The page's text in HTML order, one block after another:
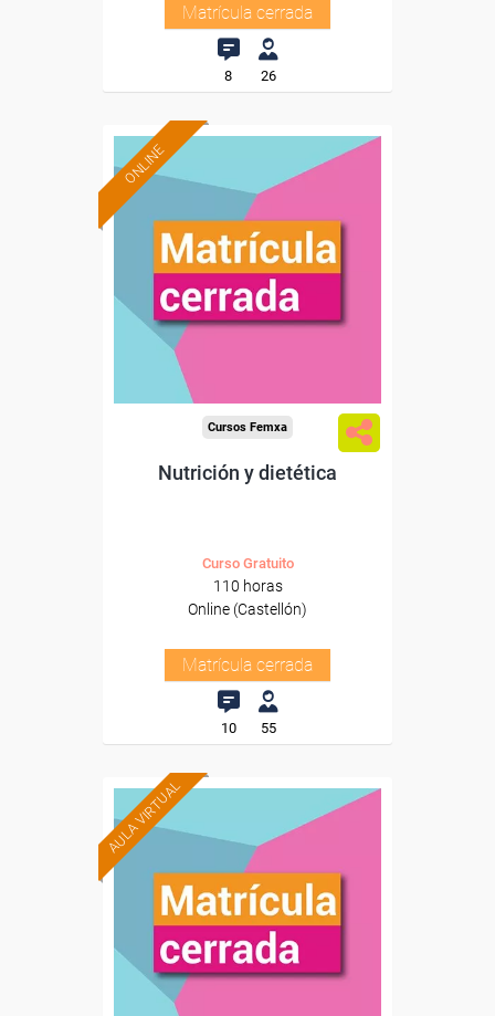
Matrícula cerrada
8 26
ONLINE
Cursos Femxa
Nutrición y dietética
Curso Gratuito
110 horas
Online (Castellón)
Matrícula cerrada
10 55
AULA VIRTUAL